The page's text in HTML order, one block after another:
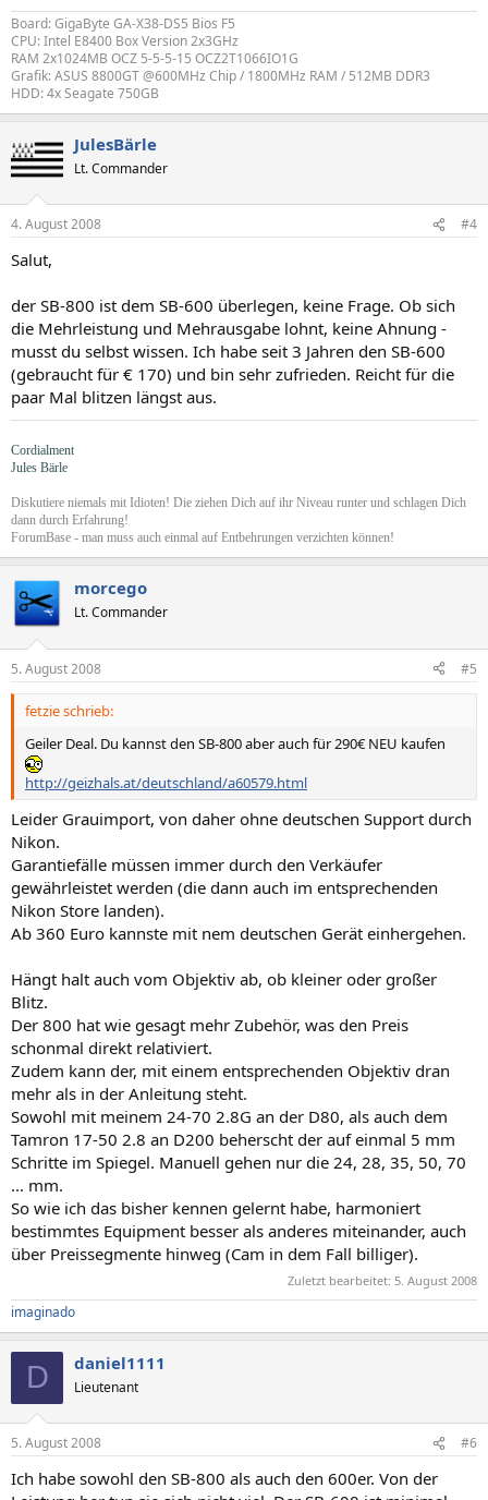
Board: GigaByte GA-X38-DS5 Bios F5
CPU: Intel E8400 Box Version 2x3GHz
RAM 2x1024MB OCZ 5-5-5-15 OCZ2T1066IO1G
Grafik: ASUS 8800GT @600MHz Chip / 1800MHz RAM / 512MB DDR3
HDD: 4x Seagate 750GB
JulesBärle
Lt. Commander
4. August 2008 #4
Salut,
der SB-800 ist dem SB-600 überlegen, keine Frage. Ob sich
die Mehrleistung und Mehrausgabe lohnt, keine Ahnung -
musst du selbst wissen. Ich habe seit 3 Jahren den SB-600
(gebraucht für € 170) und bin sehr zufrieden. Reicht für die
paar Mal blitzen längst aus.
Cordialment
Jules Bärle
Diskutiere niemals mit Idioten! Die ziehen Dich auf ihr Niveau runter und schlagen Dich
dann durch Erfahrung!
ForumBase - man muss auch einmal auf Entbehrungen verzichten können!
morcego
Lt. Commander
5. August 2008 #5
fetzie schrieb:
Geiler Deal. Du kannst den SB-800 aber auch für 290€ NEU kaufen
http://geizhals.at/deutschland/a60579.html
Leider Grauimport, von daher ohne deutschen Support durch
Nikon.
Garantiefälle müssen immer durch den Verkäufer
gewährleistet werden (die dann auch im entsprechenden
Nikon Store landen).
Ab 360 Euro kannste mit nem deutschen Gerät einhergehen.
Hängt halt auch vom Objektiv ab, ob kleiner oder großer
Blitz.
Der 800 hat wie gesagt mehr Zubehör, was den Preis
schonmal direkt relativiert.
Zudem kann der, mit einem entsprechenden Objektiv dran
mehr als in der Anleitung steht.
Sowohl mit meinem 24-70 2.8G an der D80, als auch dem
Tamron 17-50 2.8 an D200 beherscht der auf einmal 5 mm
Schritte im Spiegel. Manuell gehen nur die 24, 28, 35, 50, 70
... mm.
So wie ich das bisher kennen gelernt habe, harmoniert
bestimmtes Equipment besser als anderes miteinander, auch
über Preissegmente hinweg (Cam in dem Fall billiger).
Zuletzt bearbeitet: 5. August 2008
imaginado
D daniel1111
Lieutenant
5. August 2008 #6
Ich habe sowohl den SB-800 als auch den 600er. Von der